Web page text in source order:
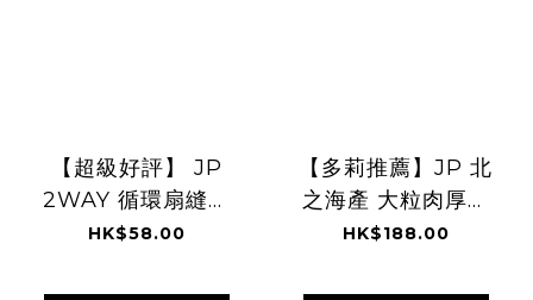
【超級好評】 JP
2WAY 循環扇縫隙
清潔刷 灰 7614
HK$58.00
【多莉推薦】JP 北
之海產 大粒肉厚帆
立貝大王 155g
HK$188.00